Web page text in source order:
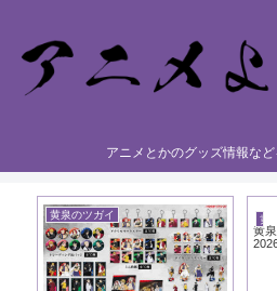
アニメとかのグッズ情報な
黄泉のツガイ 黄
黄